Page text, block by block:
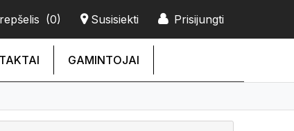
Prisijungti
Susisiekti
(0)
GAMINTOJAI